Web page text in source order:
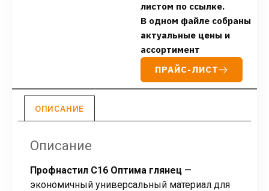
листом по ссылке.
В одном файле собраны
актуальные цены и
ассортимент
ПРАЙС-ЛИСТ
ОПИСАНИЕ
Описание
Профнастил С16 Оптима глянец —
экономичный универсальный материал для